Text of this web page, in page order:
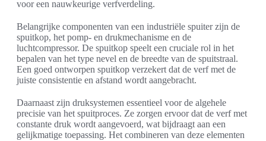
voor een nauwkeurige verfverdeling.
Belangrijke componenten van een industriële spuiter zijn de
spuitkop, het pomp- en drukmechanisme en de
luchtcompressor. De spuitkop speelt een cruciale rol in het
bepalen van het type nevel en de breedte van de spuitstraal.
Een goed ontworpen spuitkop verzekert dat de verf met de
juiste consistentie en afstand wordt aangebracht.
Daarnaast zijn druksystemen essentieel voor de algehele
precisie van het spuitproces. Ze zorgen ervoor dat de verf met
constante druk wordt aangevoerd, wat bijdraagt aan een
gelijkmatige toepassing. Het combineren van deze elementen